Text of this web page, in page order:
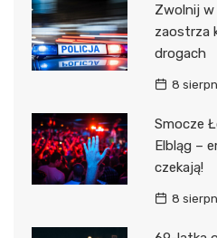
Zwolnij w
zaostrza
drogach
8
Smocze
Elbląg –
czekają!
8